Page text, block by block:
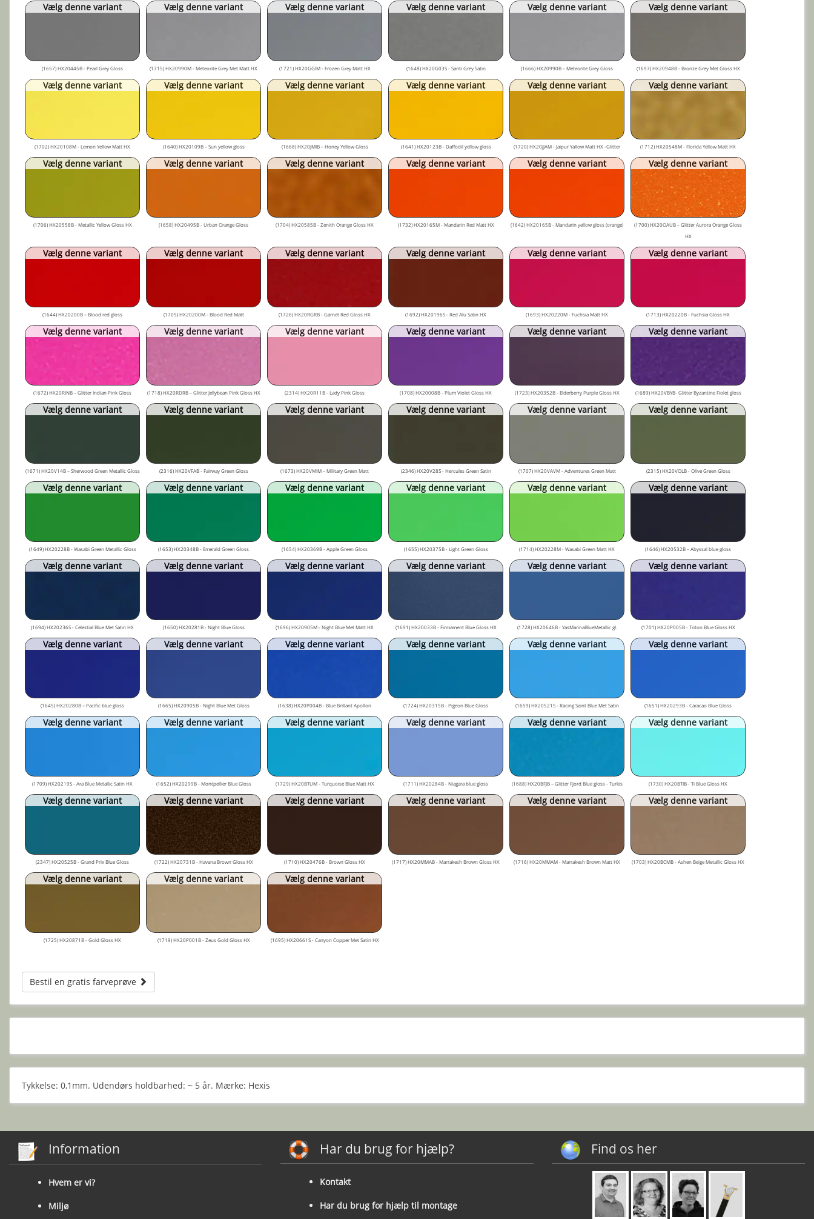
Vælg denne variant
(1657) HX20445B - Pearl Grey Gloss
Vælg denne variant
(1715) HX20990M - Meteorite Grey Met Matt HX
Vælg denne variant
(1721) HX20GGIM - Frozen Grey Matt HX
Vælg denne variant
(1648) HX20G03S - Santi Grey Satin
Vælg denne variant
(1666) HX20990B – Meteorite Grey Gloss
Vælg denne variant
(1697) HX20948B - Bronze Grey Met Gloss HX
Vælg denne variant
(1702) HX20108M - Lemon Yellow Matt HX
Vælg denne variant
(1640) HX20109B – Sun yellow gloss
Vælg denne variant
(1668) HX20JMIB – Honey Yellow Gloss
Vælg denne variant
(1641) HX20123B - Daffodil yellow gloss
Vælg denne variant
(1720) HX20JJAM - Jaïpur Yallow Matt HX -Glitter
Vælg denne variant
(1712) HX20548M - Florida Yellow Matt HX
Vælg denne variant
(1706) HX20558B - Metallic Yellow Gloss HX
Vælg denne variant
(1658) HX20495B - Urban Orange Gloss
Vælg denne variant
(1704) HX20585B - Zenith Orange Gloss HX
Vælg denne variant
(1732) HX20165M - Mandarin Red Matt HX
Vælg denne variant
(1642) HX20165B - Mandarin yellow gloss (orange)
Vælg denne variant
(1700) HX20OAUB – Glitter Aurora Orange Gloss
HX
Vælg denne variant
(1644) HX20200B – Blood red gloss
Vælg denne variant
(1705) HX20200M - Blood Red Matt
Vælg denne variant
(1726) HX20RGRB - Garnet Red Gloss HX
Vælg denne variant
(1692) HX20196S - Red Alu Satin HX
Vælg denne variant
(1693) HX20220M - Fuchsia Matt HX
Vælg denne variant
(1713) HX20220B - Fuchsia Gloss HX
Vælg denne variant
(1672) HX20RINB – Glitter Indian Pink Gloss
Vælg denne variant
(1718) HX20RDRB – Glitter Jellybean Pink Gloss HX
Vælg denne variant
(2314) HX20R11B - Lady Pink Gloss
Vælg denne variant
(1708) HX20008B - Plum Violet Gloss HX
Vælg denne variant
(1723) HX20352B - Elderberry Purple Gloss HX
Vælg denne variant
(1689) HX20VBYB- Glitter Byzantine Fiolet gloss
Vælg denne variant
(1671) HX20V14B – Sherwood Green Metallic Gloss
Vælg denne variant
(2316) HX20VFAB - Fairway Green Gloss
Vælg denne variant
(1673) HX20VMIM – Military Green Matt
Vælg denne variant
(2346) HX20V28S - Hercules Green Satin
Vælg denne variant
(1707) HX20VAVM - Adventures Green Matt
Vælg denne variant
(2315) HX20VOLB - Olive Green Gloss
Vælg denne variant
(1649) HX20228B - Wasabi Green Metallic Gloss
Vælg denne variant
(1653) HX20348B - Emerald Green Gloss
Vælg denne variant
(1654) HX20369B - Apple Green Gloss
Vælg denne variant
(1655) HX20375B - Light Green Gloss
Vælg denne variant
(1714) HX20228M - Wasabi Green Matt HX
Vælg denne variant
(1646) HX20532B – Abyssal blue gloss
Vælg denne variant
(1694) HX20236S - Celestial Blue Met Satin HX
Vælg denne variant
(1650) HX20281B - Night Blue Gloss
Vælg denne variant
(1696) HX20905M - Night Blue Met Matt HX
Vælg denne variant
(1691) HX20033B - Firmament Blue Gloss HX
Vælg denne variant
(1728) HX20646B - YasMarinaBlueMetallic gl.
Vælg denne variant
(1701) HX20P005B - Triton Blue Gloss HX
Vælg denne variant
(1645) HX20280B – Pacific blue gloss
Vælg denne variant
(1665) HX20905B - Night Blue Met Gloss
Vælg denne variant
(1638) HX20P004B - Blue Brillant Apollon
Vælg denne variant
(1724) HX20315B - Pigeon Blue Gloss
Vælg denne variant
(1659) HX20521S - Racing Saint Blue Met Satin
Vælg denne variant
(1651) HX20293B - Caracao Blue Gloss
Vælg denne variant
(1709) HX20219S - Ara Blue Metallic Satin HX
Vælg denne variant
(1652) HX20299B - Montpellier Blue Gloss
Vælg denne variant
(1729) HX20BTUM - Turquoise Blue Matt HX
Vælg denne variant
(1711) HX20284B - Niagara blue gloss
Vælg denne variant
(1688) HX20BFJB – Glitter Fjord Blue gloss - Turkis
Vælg denne variant
(1730) HX20BTIB - Ti Blue Gloss HX
Vælg denne variant
(2347) HX20525B - Grand Prix Blue Gloss
Vælg denne variant
(1722) HX20731B - Havana Brown Gloss HX
Vælg denne variant
(1710) HX20476B - Brown Gloss HX
Vælg denne variant
(1717) HX20MMAB - Marrakesh Brown Gloss HX
Vælg denne variant
(1716) HX20MMAM - Marrakesh Brown Matt HX
Vælg denne variant
(1703) HX20BCMB - Ashen Beige Metallic Gloss HX
Vælg denne variant
(1725) HX20871B - Gold Gloss HX
Vælg denne variant
(1719) HX20P001B - Zeus Gold Gloss HX
Vælg denne variant
(1695) HX20661S - Canyon Copper Met Satin HX
Bestil en gratis farveprøve
Tykkelse: 0,1mm. Udendørs holdbarhed: ~ 5 år. Mærke: Hexis
Information
Hvem er vi?
Miljø
Har du brug for hjælp?
Kontakt
Har du brug for hjælp til montage
Find os her